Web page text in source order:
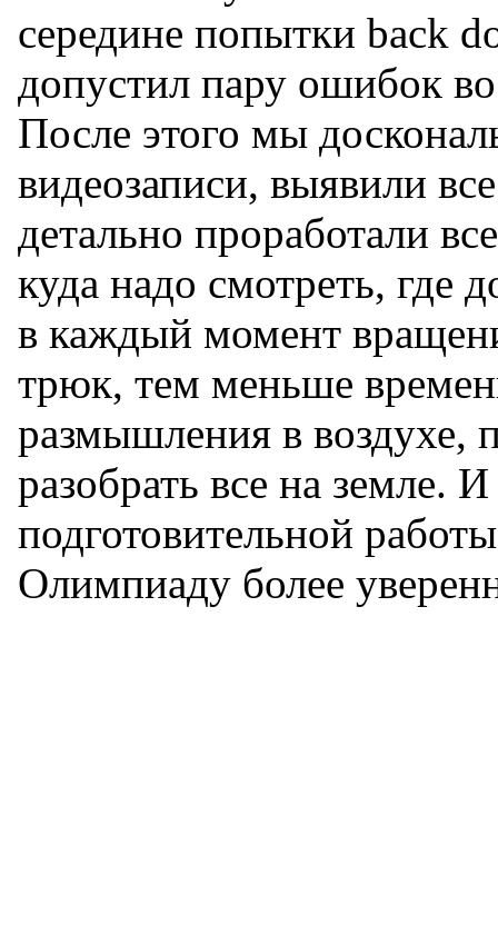
середине попытки back
допустил пару ошибок
После этого мы
видеозаписи, выявили
детально проработали
куда надо смотреть, где
в каждый момент
трюк, тем меньше
размышления в воздухе,
разобрать все на земле.
подготовительной
Олимпиаду более